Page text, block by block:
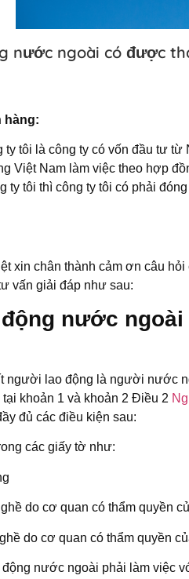
nước ngoài có được
hàng:
tôi là công ty có vốn đầu tư từ
Việt Nam làm việc theo hợp
ty tôi thì công ty tôi có phải
xin chân thành cảm ơn câu
vấn giải đáp như sau:
nước
người lao động là người nước
khoản 1 và khoản 2 Điều 2
đủ các điều kiện sau:
các giấy tờ như:
do cơ quan có thẩm quyền
do cơ quan có thẩm quyền
nước ngoài phải làm việc